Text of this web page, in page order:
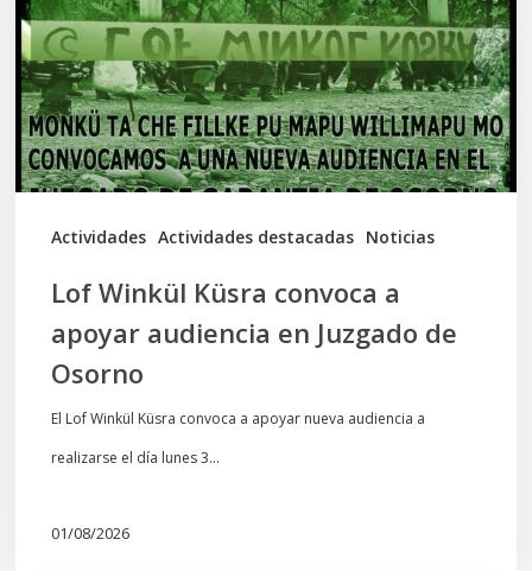
Actividades Actividades destacadas Noticias
a
apoyar
audiencia
en
Juzgado
Lof Winkül Küsra convoca a
apoyar audiencia en Juzgado de
Osorno
El Lof Winkül Küsra convoca a apoyar nueva audiencia a
realizarse el día lunes 3…
01/08/2026